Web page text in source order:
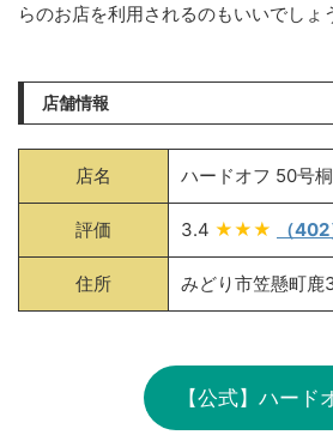
らのお店を利用されるのもいいでしょ
店舗情報
店名 ハードオフ 50号
評価 3.4 ★★★ （402
住所 みどり市笠懸町鹿
【公式】ハード